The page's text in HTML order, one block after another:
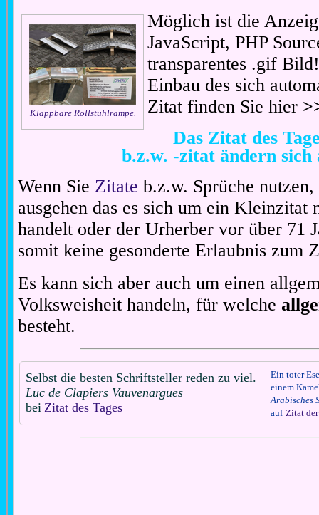
Klappbare Rollstuhlrampe.
Möglich ist die
JavaScript, PHP
transparentes .gif
Einbau des sich
Zitat finden Sie hier
Das Zitat des
b.z.w. -zitat ändern sich
Wenn Sie Zitate b.z.w. Sprüche
ausgehen das es sich um ein Kleinzitat
handelt oder der Urherber vor über 71
somit keine gesonderte Erlaubnis zum
Es kann sich aber auch um einen
Volksweisheit handeln, für welche
besteht.
Selbst die besten Schriftsteller reden zu viel.
Luc de Clapiers Vauvenargues
bei Zitat des Tages
Ein toter
einem
Arabisches
auf Zitat